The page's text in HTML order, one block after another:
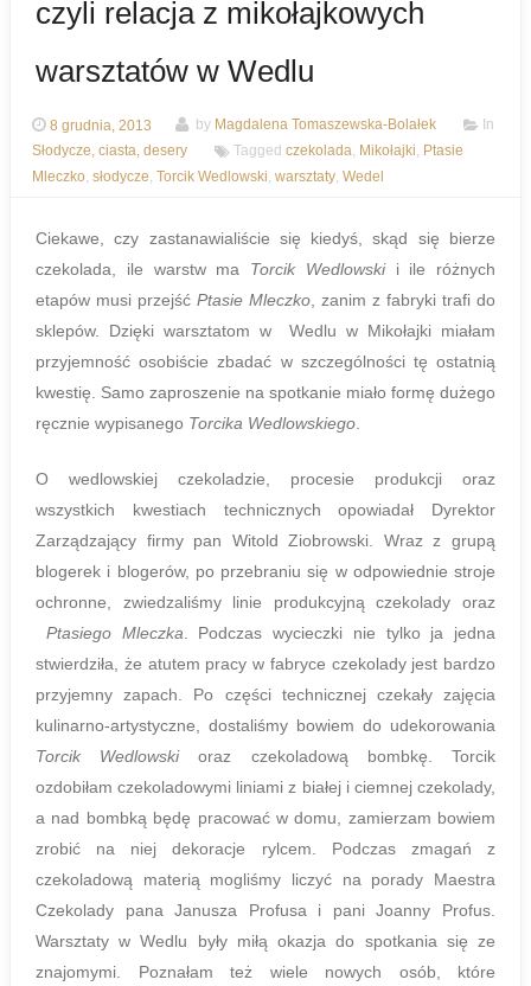
czyli relacja z mikołajkowych
warsztatów w Wedlu
8 grudnia, 2013 by Magdalena Tomaszewska-Bolałek
In
Słodycze, ciasta, desery
Tagged czekolada, Mikołajki, Ptasie
Mleczko, słodycze, Torcik Wedlowski, warsztaty, Wedel
Ciekawe, czy zastanawialiście się kiedyś, skąd się bierze
czekolada, ile warstw ma Torcik Wedlowskii ile różnych
etapów musi przejść Ptasie Mleczko , zanim z fabryki trafi do
sklepów. Dzięki warsztatom w Wedlu w Mikołajki miałam
przyjemność osobiście zbadać w szczególności tę ostatnią
kwestię. Samo zaproszenie na spotkanie miało formę dużego
ręcznie wypisanego Torcika Wedlowskiego
O wedlowskiej czekoladzie, procesie produkcji oraz
wszystkich kwestiach technicznych opowiadał Dyrektor
Zarządzający firmy pan Witold Ziobrowski. Wraz z grupą
blogerek i blogerów, po przebraniu się w odpowiednie stroje
ochronne, zwiedzaliśmy linie produkcyjną czekolady oraz
Ptasiego Mleczka . Podczas wycieczki nie tylko ja jedna
stwierdziła, że atutem pracy w fabryce czekolady jest bardzo
przyjemny zapach. Po części technicznej czekały zajęcia
kulinarno-artystyczne, dostaliśmy bowiem do udekorowania
Torcik Wedlowskioraz czekoladową bombkę. Torcik
ozdobiłam czekoladowymi liniami z białej i ciemnej czekolady,
a nad bombką będę pracować w domu, zamierzam bowiem
zrobić na niej dekoracje rylcem. Podczas zmagań z
czekoladową materią mogliśmy liczyć na porady Maestra
Czekolady pana Janusza Profusa i pani Joanny Profus.
Warsztaty w Wedlu były miłą okazja do spotkania się ze
znajomymi. Poznałam też wiele nowych osób, które